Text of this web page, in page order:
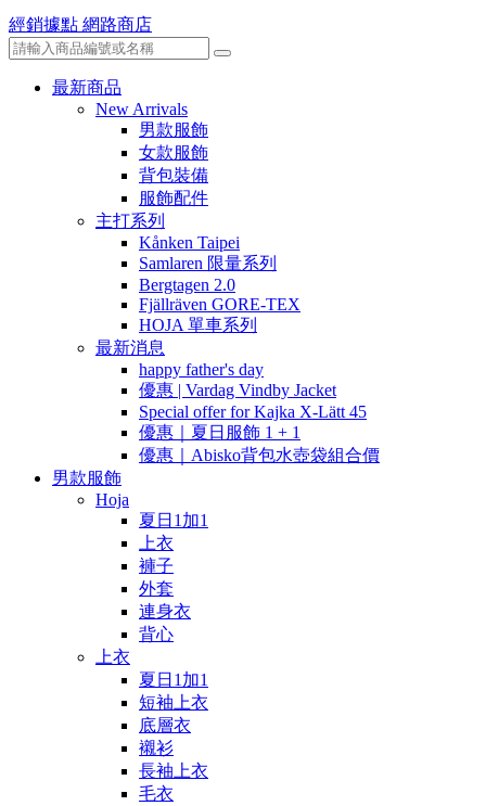
經銷據點 網路商店
最新商品
New Arrivals
男款服飾
女款服飾
背包裝備
服飾配件
主打系列
Kånken Taipei
Samlaren 限量系列
Bergtagen 2.0
Fjällräven GORE-TEX
HOJA 單車系列
最新消息
happy father's day
優惠 | Vardag Vindby Jacket
Special offer for Kajka X-Lätt 45
優惠｜夏日服飾 1 + 1
優惠｜Abisko背包水壺袋組合價
男款服飾
Hoja
夏日1加1
上衣
褲子
外套
連身衣
背心
上衣
夏日1加1
短袖上衣
底層衣
襯衫
長袖上衣
毛衣